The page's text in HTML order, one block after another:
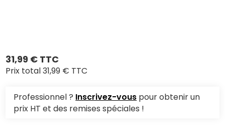
31,99 € TTC
Prix total31,99 € TTC
Professionnel ? Inscrivez-vous pour obtenir un
prix HT et des remises spéciales !